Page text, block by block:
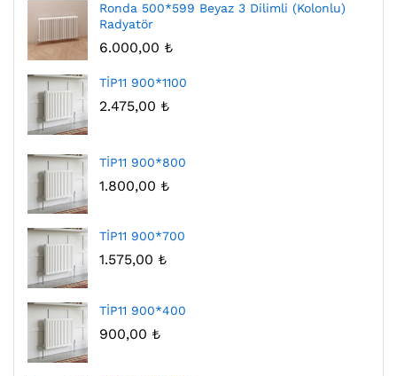
Ronda 500*599 Beyaz 3 Dilimli (Kolonlu)
Radyatör
6.000,00 ₺
TİP11 900*1100
2.475,00 ₺
TİP11 900*800
1.800,00 ₺
TİP11 900*700
1.575,00 ₺
TİP11 900*400
900,00 ₺